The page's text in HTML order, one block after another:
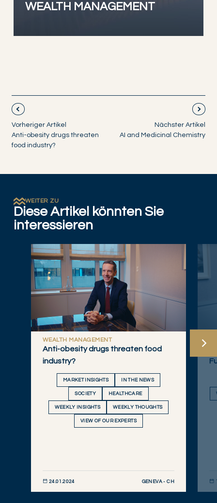
WEALTH MANAGEMENT
Vorheriger Artikel
Anti-obesity drugs threaten
food industry?
Nächster Artikel
AI and Medicinal Chemistry
WEITER ZU
Diese Artikel könnten Sie
interessieren
WEALTH MANAGEMENT
Anti-obesity drugs threaten food
industry?
MARKET INSIGHTS IN THE NEWS
SOCIETY HEALTHCARE
WEEKLY INSIGHTS WEEKLY THOUGHTS
VIEW OF OUR EXPERTS
24.01.2024 GENEVA - CH